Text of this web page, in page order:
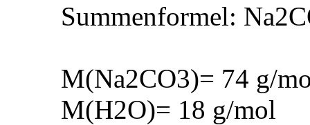
Summenformel:
M(Na2CO3)= 74 g/
M(H2O)= 18 g/mol